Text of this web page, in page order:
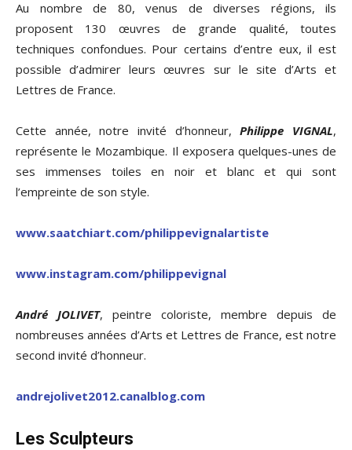
Au nombre de 80, venus de diverses régions, ils
proposent 130 œuvres de grande qualité, toutes
techniques confondues. Pour certains d’entre eux, il est
possible d’admirer leurs œuvres sur le site d’Arts et
Lettres de France.
Cette année, notre invité d’honneur,Philippe VIGNAL,
représente le Mozambique. Il exposera quelques-unes de
ses immenses toiles en noir et blanc et qui sont
l’empreinte de son style.
www.saatchiart.com/philippevignalartiste
www.instagram.com/philippevignal
André JOLIVET, peintre coloriste, membre depuis de
nombreuses années d’Arts et Lettres de France, est notre
second invité d’honneur.
andrejolivet2012.canalblog.com
Les Sculpteurs